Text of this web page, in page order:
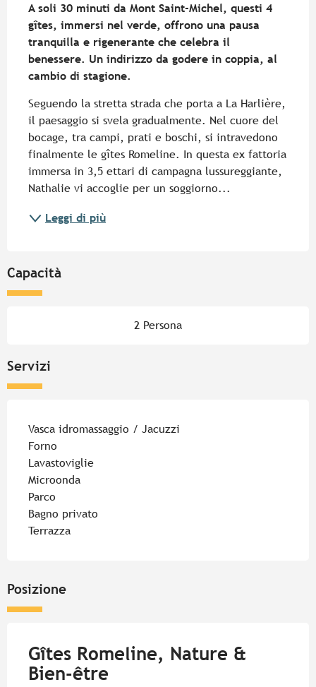
A soli 30 minuti da Mont Saint-Michel, questi 4
gîtes, immersi nel verde, offrono una pausa
tranquilla e rigenerante che celebra il
benessere. Un indirizzo da godere in coppia, al
cambio di stagione.
Seguendo la stretta strada che porta a La Harlière,
il paesaggio si svela gradualmente. Nel cuore del
bocage, tra campi, prati e boschi, si intravedono
finalmente le gîtes Romeline. In questa ex fattoria
immersa in 3,5 ettari di campagna lussureggiante,
Nathalie vi accoglie per un soggiorno...
Leggi di più
Capacità
2 Persona
Servizi
Vasca idromassaggio / Jacuzzi
Forno
Lavastoviglie
Microonda
Parco
Bagno privato
Terrazza
Posizione
Gîtes Romeline, Nature &
Bien-être